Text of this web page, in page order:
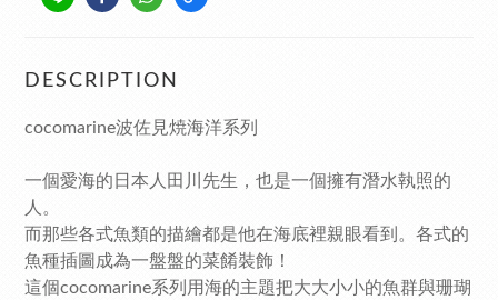
DESCRIPTION
cocomarine波佐見焼海洋系列
一個愛海的日本人田川先生，也是一個擁有潛水執照的
人。
而那些各式魚類的描繪都是他在海底裡親眼看到。各式的
魚種插圖成為一盤盤的菜餚裝飾！
這個cocomarine系列用海的主題把大大小小的魚群與珊瑚